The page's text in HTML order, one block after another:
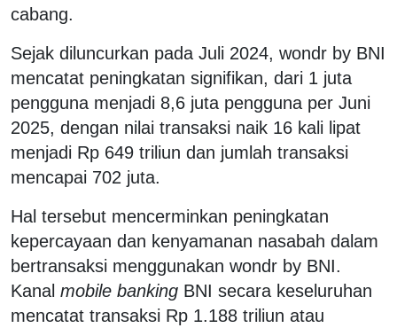
cabang.
Sejak diluncurkan pada Juli 2024, wondr by BNI
mencatat peningkatan signifikan, dari 1 juta
pengguna menjadi 8,6 juta pengguna per Juni
2025, dengan nilai transaksi naik 16 kali lipat
menjadi Rp 649 triliun dan jumlah transaksi
mencapai 702 juta.
Hal tersebut mencerminkan peningkatan
kepercayaan dan kenyamanan nasabah dalam
bertransaksi menggunakan wondr by BNI.
Kanal mobile banking BNI secara keseluruhan
mencatat transaksi Rp 1.188 triliun atau